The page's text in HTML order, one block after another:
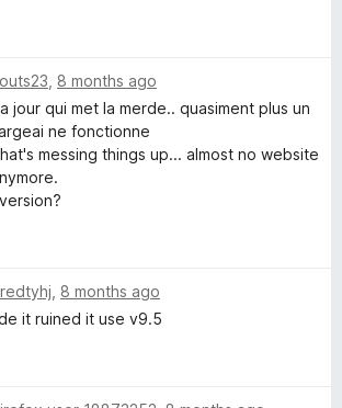
8 months ago
jour qui met la merde.. quasiment plus un
ne fonctionne
messing things up... almost no website
8 months ago
it ruined it use v9.5